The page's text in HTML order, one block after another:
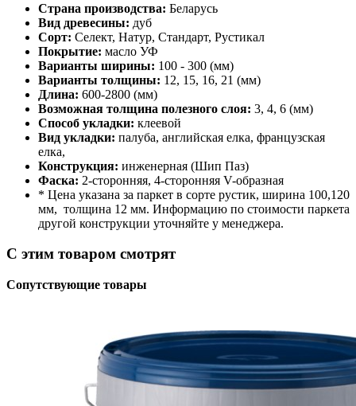
Страна производства: Беларусь
Вид древесины: дуб
Сорт: Cелект, Натур, Стандарт, Рустикал
Покрытие: масло УФ
Варианты ширины: 100 - 300 (мм)
Варианты толщины: 12, 15, 16, 21 (мм)
Длина: 600-2800 (мм)
Возможная толщина полезного слоя: 3, 4, 6 (мм)
Способ укладки: клеевой
Вид укладки: палуба, английская елка, французская
елка,
Конструкция: инженерная (Шип Паз)
Фаска: 2-сторонняя, 4-сторонняя V-образная
* Цена указана за паркет в сорте рустик, ширина 100,120
мм, толщина 12 мм. Информацию по стоимости паркета
другой конструкции уточняйте у менеджера.
С этим товаром смотрят
Сопутствующие товары